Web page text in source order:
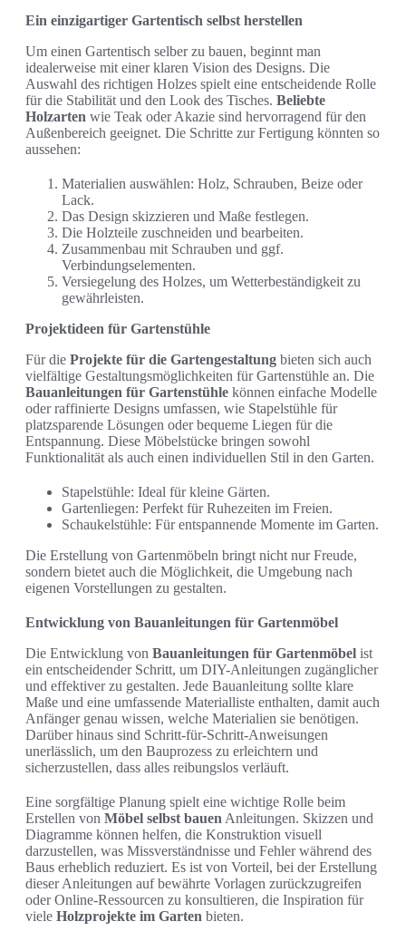
Ein einzigartiger Gartentisch selbst herstellen
Um einen Gartentisch selber zu bauen, beginnt man
idealerweise mit einer klaren Vision des Designs. Die
Auswahl des richtigen Holzes spielt eine entscheidende Rolle
für die Stabilität und den Look des Tisches. Beliebte
Holzarten wie Teak oder Akazie sind hervorragend für den
Außenbereich geeignet. Die Schritte zur Fertigung könnten so
aussehen:
Materialien auswählen: Holz, Schrauben, Beize oder
Lack.
Das Design skizzieren und Maße festlegen.
Die Holzteile zuschneiden und bearbeiten.
Zusammenbau mit Schrauben und ggf.
Verbindungselementen.
Versiegelung des Holzes, um Wetterbeständigkeit zu
gewährleisten.
Projektideen für Gartenstühle
Für die Projekte für die Gartengestaltung bieten sich auch
vielfältige Gestaltungsmöglichkeiten für Gartenstühle an. Die
Bauanleitungen für Gartenstühle können einfache Modelle
oder raffinierte Designs umfassen, wie Stapelstühle für
platzsparende Lösungen oder bequeme Liegen für die
Entspannung. Diese Möbelstücke bringen sowohl
Funktionalität als auch einen individuellen Stil in den Garten.
Stapelstühle: Ideal für kleine Gärten.
Gartenliegen: Perfekt für Ruhezeiten im Freien.
Schaukelstühle: Für entspannende Momente im Garten.
Die Erstellung von Gartenmöbeln bringt nicht nur Freude,
sondern bietet auch die Möglichkeit, die Umgebung nach
eigenen Vorstellungen zu gestalten.
Entwicklung von Bauanleitungen für Gartenmöbel
Die Entwicklung von Bauanleitungen für Gartenmöbel ist
ein entscheidender Schritt, um DIY-Anleitungen zugänglicher
und effektiver zu gestalten. Jede Bauanleitung sollte klare
Maße und eine umfassende Materialliste enthalten, damit auch
Anfänger genau wissen, welche Materialien sie benötigen.
Darüber hinaus sind Schritt-für-Schritt-Anweisungen
unerlässlich, um den Bauprozess zu erleichtern und
sicherzustellen, dass alles reibungslos verläuft.
Eine sorgfältige Planung spielt eine wichtige Rolle beim
Erstellen von Möbel selbst bauen Anleitungen. Skizzen und
Diagramme können helfen, die Konstruktion visuell
darzustellen, was Missverständnisse und Fehler während des
Baus erheblich reduziert. Es ist von Vorteil, bei der Erstellung
dieser Anleitungen auf bewährte Vorlagen zurückzugreifen
oder Online-Ressourcen zu konsultieren, die Inspiration für
viele Holzprojekte im Garten bieten.